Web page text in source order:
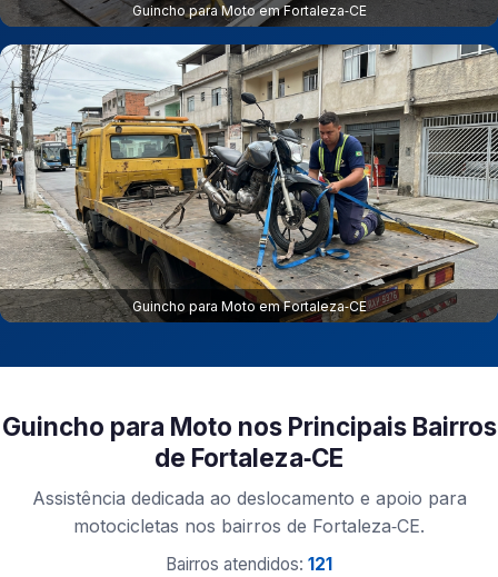
Guincho para Moto em Fortaleza‑CE
Guincho para Moto em Fortaleza‑CE
Guincho para Moto nos Principais Bairros
de Fortaleza‑CE
Assistência dedicada ao deslocamento e apoio para
motocicletas nos bairros de Fortaleza‑CE.
Bairros atendidos: 121